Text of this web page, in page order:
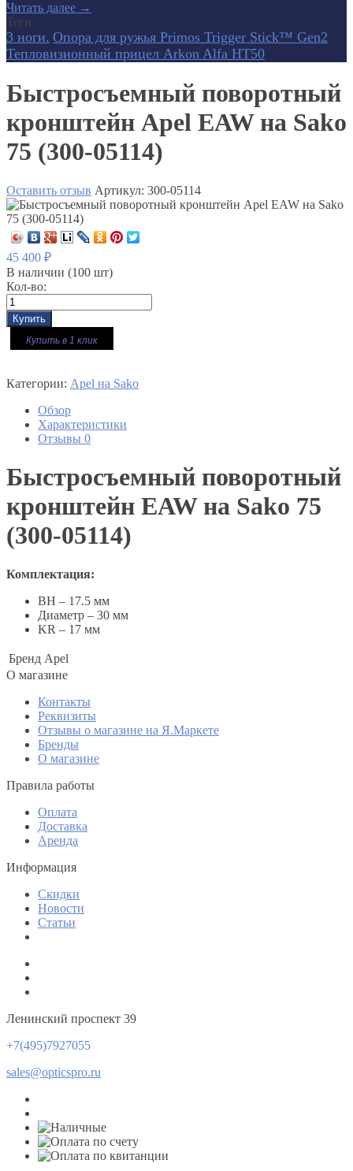
Читать далее →
Теги
3 ноги. Опора для ружья Primos Trigger Stick™ Gen2
Тепловизионный прицел Arkon Alfa HT50
Быстросъемный поворотный
кронштейн Apel EAW на Sako
75 (300-05114)
Оставить отзыв Артикул: 300-05114
45 400 ₽
В наличии (100 шт)
Кол-во:
Купить в 1 клик
Категории: Apel на Sako
Обзор
Характеристики
Отзывы 0
Быстросъемный поворотный
кронштейн EAW на Sako 75
(300-05114)
Комплектация:
ВН – 17.5 мм
Диаметр – 30 мм
KR – 17 мм
Бренд Apel
O магазине
Контакты
Реквизиты
Отзывы о магазине на Я.Маркете
Бренды
О магазине
Правила работы
Оплата
Доставка
Аренда
Информация
Скидки
Новости
Статьи
Ленинский проспект 39
+7(495)7927055
sales@opticspro.ru